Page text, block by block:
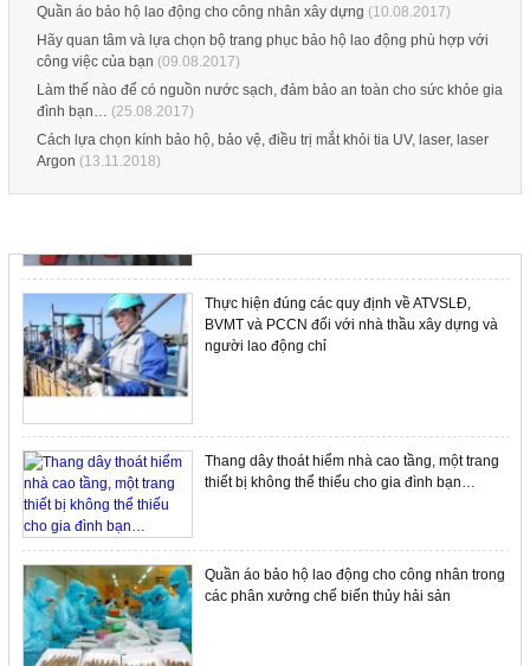
Quần áo bảo hộ lao động cho công nhân xây dựng (10.08.2017)
Hãy quan tâm và lựa chọn bộ trang phục bảo hộ lao động phù hợp với
công việc của bạn (09.08.2017)
Làm thế nào để có nguồn nước sạch, đảm bảo an toàn cho sức khỏe gia
đình bạn… (25.08.2017)
Cách lựa chọn kính bảo hộ, bảo vệ, điều trị mắt khỏi tia UV, laser, laser
Argon (13.11.2018)
công nhân xây dựng
TRANG PHỤC CHỮA CHÁY THEO THÔNG TƯ
Thực hiện đúng các quy định về ATVSLĐ,
BVMT và PCCN đối với nhà thầu xây dựng và
người lao động chỉ
Thang dây thoát hiểm nhà cao tầng, một trang
thiết bị không thể thiếu cho gia đình bạn…
Quần áo bảo hộ lao động cho công nhân trong
các phân xưởng chế biến thủy hải sản